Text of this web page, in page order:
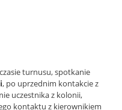
turnusu, spotkanie
, po uprzednim kontakcie z
uczestnika z kolonii,
kontaktu z kierownikiem